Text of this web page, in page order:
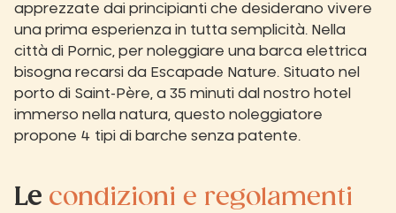
apprezzate dai principianti che desiderano vivere
una prima esperienza in tutta semplicità. Nella
città di Pornic, per noleggiare una barca elettrica
bisogna recarsi da Escapade Nature. Situato nel
porto di Saint-Père, a 35 minuti dal nostro hotel
immerso nella natura, questo noleggiatore
propone 4 tipi di barche senza patente.
Le condizioni e regolamenti